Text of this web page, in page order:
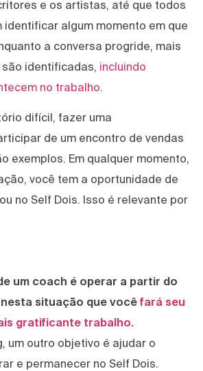
e os artistas, até que todos
identificar algum momento em que
a conversa progride, mais
identificadas, incluindo
no trabalho.
difícil, fazer uma
de um encontro de vendas
exemplos. Em qualquer momento,
você tem a oportunidade de
no Self Dois. Isso é relevante por
um coach é operar a partir do
nesta situação que você fará seu
gratificante trabalho.
um outro objetivo é ajudar o
e permanecer no Self Dois.